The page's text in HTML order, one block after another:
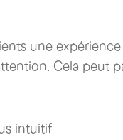
une
Cela peut
intuitif